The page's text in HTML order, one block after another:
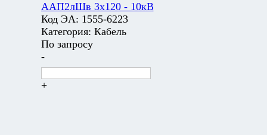
ААП2лШв 3х120 - 10кВ
Код ЭА: 1555-6223
Категория: Кабель
По запросу
-
+